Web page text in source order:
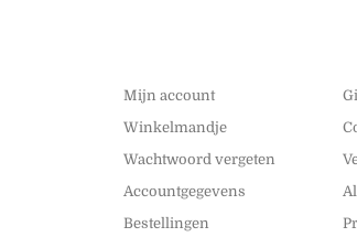
Mijn account
Winkelmandje
Wachtwoord vergeten
Accountgegevens
Bestellingen